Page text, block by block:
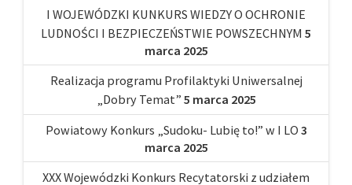
I WOJEWÓDZKI KUNKURS WIEDZY O OCHRONIE
LUDNOŚCI I BEZPIECZEŃSTWIE POWSZECHNYM 5
marca 2025
Realizacja programu Profilaktyki Uniwersalnej
„Dobry Temat” 5 marca 2025
Powiatowy Konkurs „Sudoku- Lubię to!” w I LO 3
marca 2025
XXX Wojewódzki Konkurs Recytatorski z udziałem